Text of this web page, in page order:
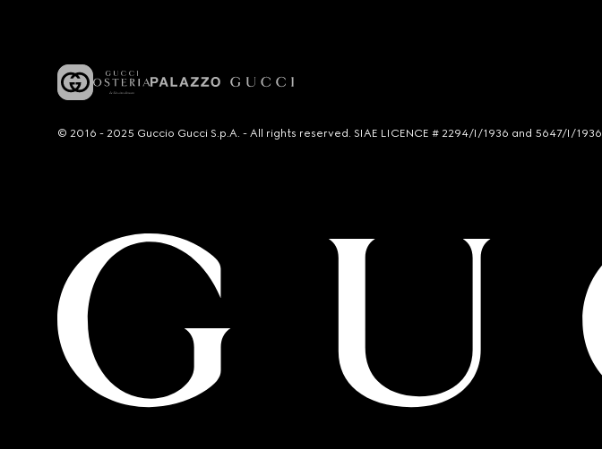
© 2016 - 2025 Guccio Gucci S.p.A. - All rights reserved. SIAE LICENCE # 2294/I/1936 and 5647/I/1936